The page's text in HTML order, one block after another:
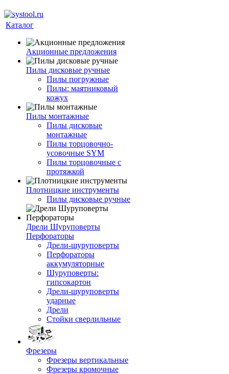
Каталог
Акционные предложения
Пилы дисковые ручные
Пилы погружные
Пилы: маятниковый
кожух
Пилы монтажные
Пилы дисковые
монтажные
Пилы торцовочно-
усовочные SYM
Пилы торцовочные с
протяжкой
Плотницкие инструменты
Пилы дисковые ручные
Дрели Шуруповерты
Перфораторы
Дрели-шуруповерты
Перфораторы
аккумуляторные
Шуруповерты:
гипсокартон
Дрели-шуруповерты
ударные
Дрели
Стойки сверлильные
Фрезеры
Фрезеры вертикальные
Фрезеры кромочные